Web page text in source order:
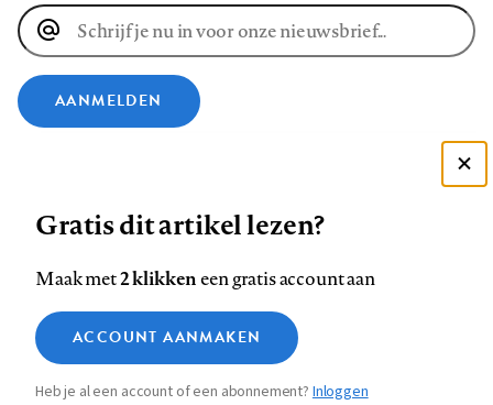
E-
mailadres
AANMELDEN
ons
op
Facebook
ons
op
LinkedIn
ons
op
Bluesky
ons
op
Instagram
ons
op
YouTube
ons
Footer
navigation
Contact Colofon Disclaimer Privacy
Medische vragen verdienen
betrouwbare antwoorden
Zie onze cookie policy
Analytische cookies
Marketing cookies
Gratis dit artikel lezen?
Maak met2 klikkeneen gratis account aan
ACCOUNT AANMAKEN
Heb je al een account of een abonnement?Inloggen